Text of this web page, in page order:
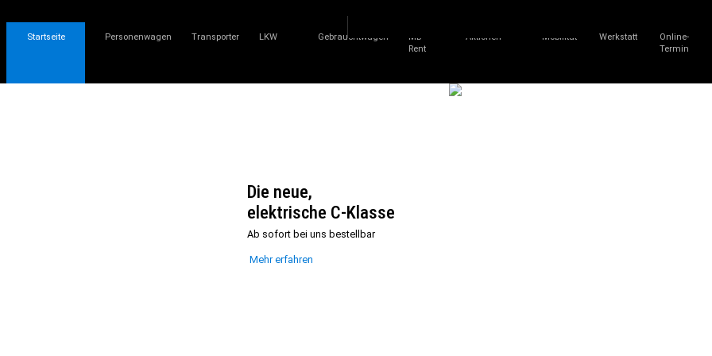
Startseite Personenwagen Transporter LKW Gebrauchtwagen
MB-
Rent
Aktionen Mobilität Werkstatt
Online-
Termin
Die neue,
elektrische C-Klasse
Ab sofort bei uns bestellbar
Mehr erfahren